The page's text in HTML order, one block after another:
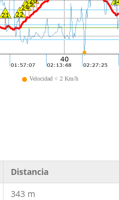
Velocidad < 2 Km/h
Distancia
343 m